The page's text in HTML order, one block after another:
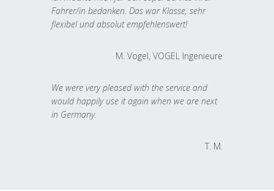
Fahrer/in bedanken. Das war Klasse, sehr
flexibel und absolut empfehlenswert!
M. Vogel, VOGEL Ingenieure
We were very pleased with the service and
would happily use it again when we are next
in Germany.
T. M.